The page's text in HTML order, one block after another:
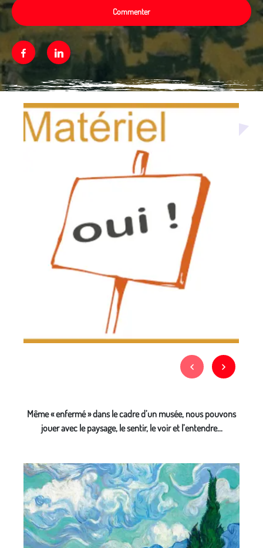
Commenter
FacebookLinkedin
Média secondaire
Même « enfermé » dans le cadre d’un musée, nous pouvons
jouer avec le paysage, le sentir, le voir et l’entendre...